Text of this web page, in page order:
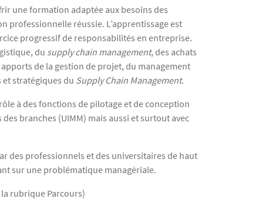
une formation adaptée aux besoins des
professionnelle réussie. L’apprentissage est
progressif de responsabilités en entreprise.
du supply chain management, des achats
de la gestion de projet, du management
et stratégiques du Supply Chain Management.
à des fonctions de pilotage et de conception
branches (UIMM) mais aussi et surtout avec
des professionnels et des universitaires de haut
sur une problématique managériale.
rubrique Parcours)